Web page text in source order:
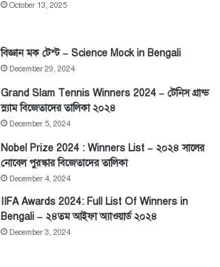
October 13, 2025
বিজ্ঞান মক টেস্ট – Science Mock in Bengali
December 29, 2024
Grand Slam Tennis Winners 2024 – টেনিস গ্রান্ড
স্ল্যাম বিজেতাদের তালিকা ২০২৪
December 5, 2024
Nobel Prize 2024 : Winners List – ২০২৪ সালের
নোবেল পুরস্কার বিজেতাদের তালিকা
December 4, 2024
IIFA Awards 2024: Full List Of Winners in
Bengali – ২৪তম আইফা অ্যাওয়ার্ড ২০২৪
December 3, 2024